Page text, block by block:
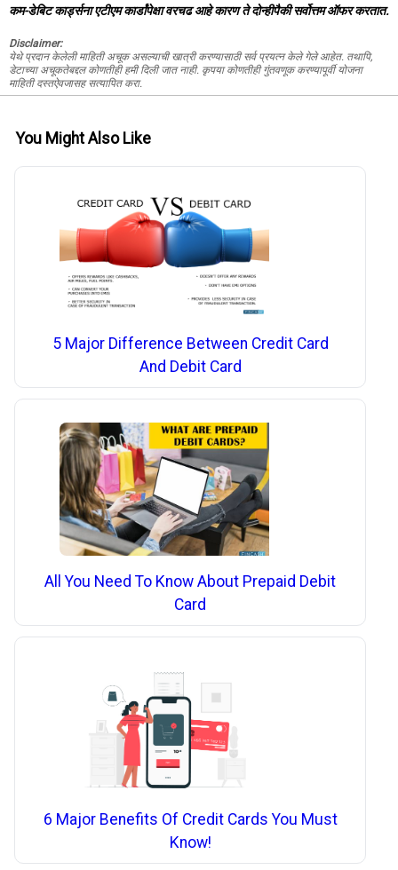
कम-डेबिट कार्ड्सना एटीएम कार्डांपेक्षा वरचढ आहे कारण ते दोन्हीपैकी सर्वोत्तम ऑफर करतात.
Disclaimer:
येथे प्रदान केलेली माहिती अचूक असल्याची खात्री करण्यासाठी सर्व प्रयत्न केले गेले आहेत. तथापि,
डेटाच्या अचूकतेबद्दल कोणतीही हमी दिली जात नाही. कृपया कोणतीही गुंतवणूक करण्यापूर्वी योजना
माहिती दस्तऐवजासह सत्यापित करा.
You Might Also Like
5 Major Difference Between Credit Card
And Debit Card
All You Need To Know About Prepaid Debit
Card
6 Major Benefits Of Credit Cards You Must
Know!